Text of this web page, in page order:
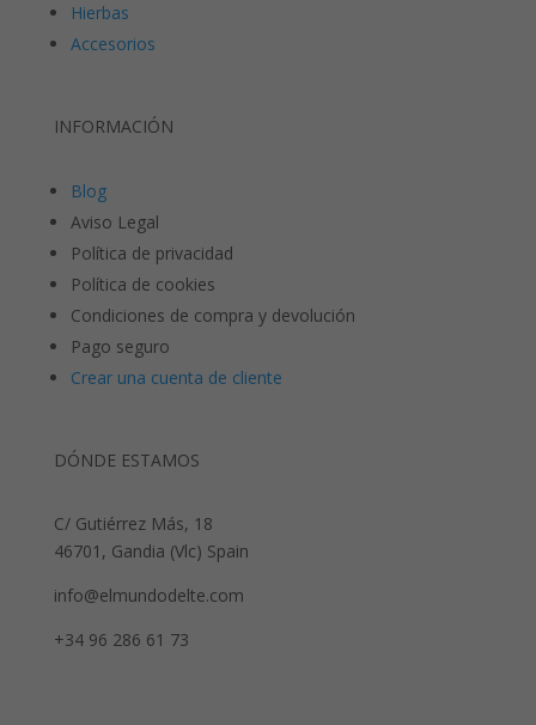
Hierbas
Accesorios
INFORMACIÓN
Blog
Aviso Legal
Política de privacidad
Política de cookies
Condiciones de compra y devolución
Pago seguro
Crear una cuenta de cliente
DÓNDE ESTAMOS
C/ Gutiérrez Más, 18
46701, Gandia (Vlc) Spain
info@elmundodelte.com
+34 96 286 61 73